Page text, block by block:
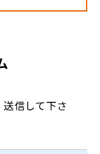
信して下さ